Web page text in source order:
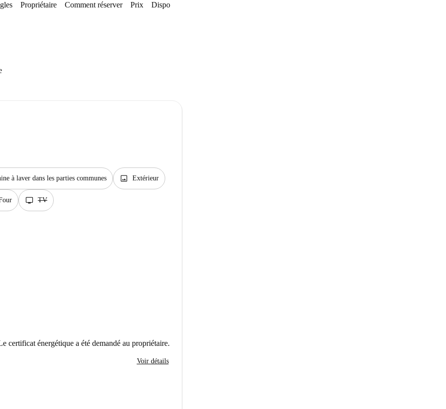
Propriétaire Comment réserver Prix Disponibilités
à laver dans les parties communes image Extérieur
tv TV
certificat énergétique a été demandé au propriétaire.
Voir détails